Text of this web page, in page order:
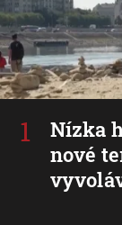
Nízka
nové